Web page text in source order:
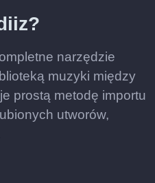
narzędzie
muzyki między
prostą metodę importu
utworów,